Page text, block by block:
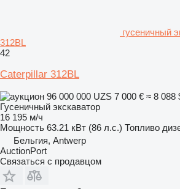
гусеничный
312BL
42
Caterpillar 312BL
96 000 000 UZS 7 000 € ≈ 8 088
Гусеничный экскаватор
16 195 м/ч
Мощность 63.21 кВт (86 л.с.) Топливо
Бельгия, Antwerp
AuctionPort
Связаться с продавцом